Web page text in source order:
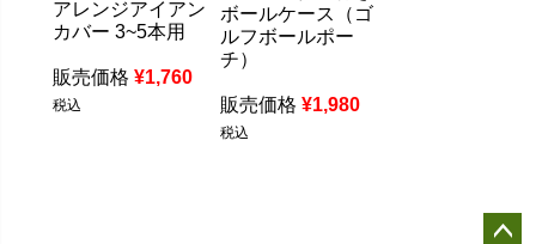
アレンジアイアン
カバー 3~5本用
販売価格 ¥1,760
税込
ボールケース（ゴ
ルフボールポー
チ）
販売価格 ¥1,980
税込